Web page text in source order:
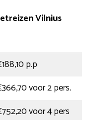
Vilnius
p.p
voor 2 pers.
voor 4 pers